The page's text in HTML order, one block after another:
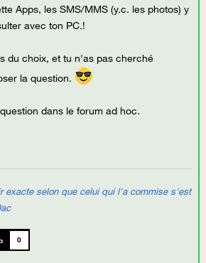
Apps, les SMS/MMS (y.c. les photos) y
avec ton PC.!
du choix, et tu n'as pas cherché
la question.
dans le forum ad hoc.
exacte selon que celui qui l'a commise s'est
0